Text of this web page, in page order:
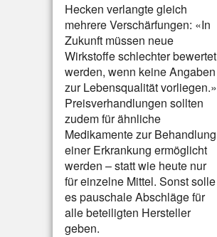
Hecken verlangte gleich
mehrere Verschärfungen: «In
Zukunft müssen neue
Wirkstoffe schlechter bewertet
werden, wenn keine Angaben
zur Lebensqualität vorliegen.»
Preisverhandlungen sollten
zudem für ähnliche
Medikamente zur Behandlung
einer Erkrankung ermöglicht
werden – statt wie heute nur
für einzelne Mittel. Sonst solle
es pauschale Abschläge für
alle beteiligten Hersteller
geben.